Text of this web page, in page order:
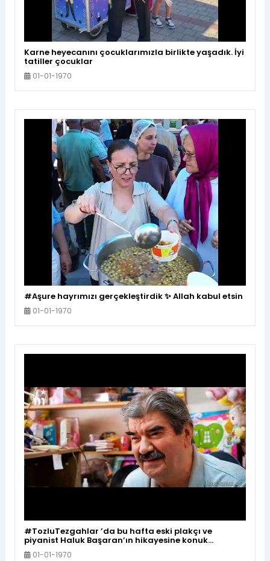
Karne heyecanını çocuklarımızla birlikte yaşadık. İyi
tatiller çocuklar
01-01-1970
#Aşure hayrımızı gerçekleştirdik ✨ Allah kabul etsin
01-01-1970
#TozluTezgahlar ’da bu hafta eski plakçı ve
piyanist Haluk Başaran’ın hikayesine konuk
oluyoruz..
01-01-1970